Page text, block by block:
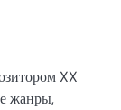
XX
жанры,